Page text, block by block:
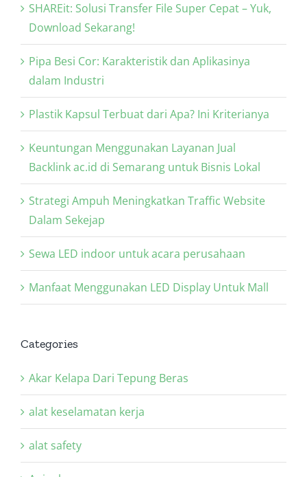
SHAREit: Solusi Transfer File Super Cepat – Yuk,
Download Sekarang!
Pipa Besi Cor: Karakteristik dan Aplikasinya
dalam Industri
Plastik Kapsul Terbuat dari Apa? Ini Kriterianya
Keuntungan Menggunakan Layanan Jual
Backlink ac.id di Semarang untuk Bisnis Lokal
Strategi Ampuh Meningkatkan Traffic Website
Dalam Sekejap
Sewa LED indoor untuk acara perusahaan
Manfaat Menggunakan LED Display Untuk Mall
Categories
Akar Kelapa Dari Tepung Beras
alat keselamatan kerja
alat safety